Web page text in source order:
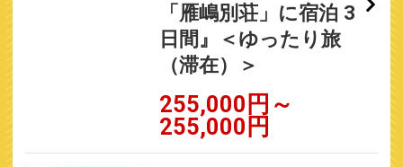
「雁嶋別荘」に宿泊 3
日間』＜ゆったり旅
（滞在）＞
255,000円～
255,000円